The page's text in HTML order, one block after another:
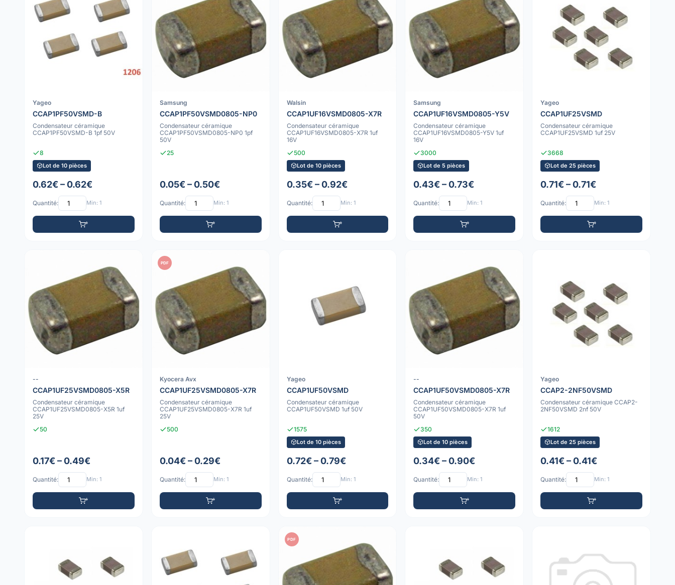
Yageo
CCAP1PF50VSMD-B
Condensateur céramique
CCAP1PF50VSMD-B 1pf 50V
8
Lot de 10 pièces
0.62€ – 0.62€
Quantité: Min: 1
Samsung
CCAP1PF50VSMD0805-NP0
Condensateur céramique
CCAP1PF50VSMD0805-NP0 1pf
50V
25
0.05€ – 0.50€
Quantité: Min: 1
Walsin
CCAP1UF16VSMD0805-X7R
Condensateur céramique
CCAP1UF16VSMD0805-X7R 1uf
16V
500
Lot de 10 pièces
0.35€ – 0.92€
Quantité: Min: 1
Samsung
CCAP1UF16VSMD0805-Y5V
Condensateur céramique
CCAP1UF16VSMD0805-Y5V 1uf
16V
3000
Lot de 5 pièces
0.43€ – 0.73€
Quantité: Min: 1
Yageo
CCAP1UF25VSMD
Condensateur céramique
CCAP1UF25VSMD 1uf 25V
3668
Lot de 25 pièces
0.71€ – 0.71€
Quantité: Min: 1
--
CCAP1UF25VSMD0805-X5R
Condensateur céramique
CCAP1UF25VSMD0805-X5R 1uf
25V
50
0.17€ – 0.49€
Quantité: Min: 1
PDF
Kyocera Avx
CCAP1UF25VSMD0805-X7R
Condensateur céramique
CCAP1UF25VSMD0805-X7R 1uf
25V
500
0.04€ – 0.29€
Quantité: Min: 1
Yageo
CCAP1UF50VSMD
Condensateur céramique
CCAP1UF50VSMD 1uf 50V
1575
Lot de 10 pièces
0.72€ – 0.79€
Quantité: Min: 1
--
CCAP1UF50VSMD0805-X7R
Condensateur céramique
CCAP1UF50VSMD0805-X7R 1uf
50V
350
Lot de 10 pièces
0.34€ – 0.90€
Quantité: Min: 1
Yageo
CCAP2-2NF50VSMD
Condensateur céramique CCAP2-
2NF50VSMD 2nf 50V
1612
Lot de 25 pièces
0.41€ – 0.41€
Quantité: Min: 1
PDF